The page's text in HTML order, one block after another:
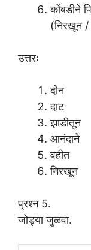
कोंबडीने
(निरखून /
उत्तरः
दोन
दाट
झाडीतून
आनंदाने
वहीत
निरखून
प्रश्न 5.
जोड्या जुळवा.